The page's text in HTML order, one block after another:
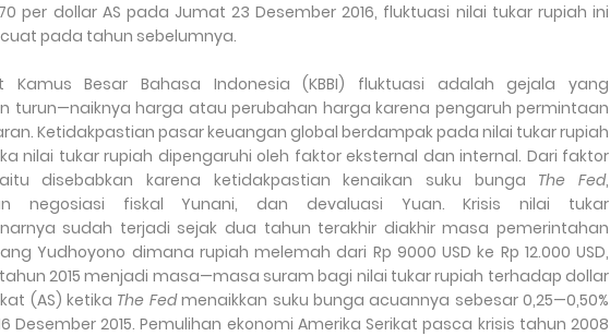
per dollar AS pada Jumat 23 Desember 2016, fluktuasi nilai tukar rupiah ini
pada tahun sebelumnya.
Kamus Besar Bahasa Indonesia (KBBI) fluktuasi adalah gejala yang
turun—naiknya harga atau perubahan harga karena pengaruh permintaan
Ketidakpastian pasar keuangan global berdampak pada nilai tukar rupiah
nilai tukar rupiah dipengaruhi oleh faktor eksternal dan internal. Dari faktor
disebabkan karena ketidakpastian kenaikan suku bunga The Fed,
negosiasi fiskal Yunani, dan devaluasi Yuan. Krisis nilai tukar
sudah terjadi sejak dua tahun terakhir diakhir masa pemerintahan
Yudhoyono dimana rupiah melemah dari Rp 9000 USD ke Rp 12.000 USD,
2015 menjadi masa—masa suram bagi nilai tukar rupiah terhadap dollar
(AS) ketika The Fedmenaikkan suku bunga acuannya sebesar 0,25—0,50%
Desember 2015. Pemulihan ekonomi Amerika Serikat pasca krisis tahun 2008